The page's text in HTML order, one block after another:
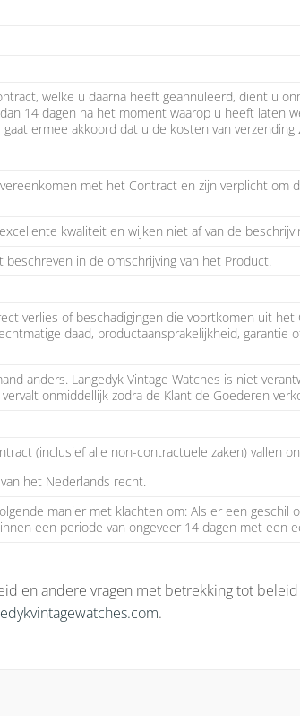
welke u daarna heeft geannuleerd, dient u
14 dagen na het moment waarop u heeft laten
ermee akkoord dat u de kosten van verzending
met het Contract en zijn verplicht om
kwaliteit en wijken niet af van de
in de omschrijving van het Product.
verlies of beschadigingen die voortkomen uit
daad, productaansprakelijkheid, garantie
anders. Langedyk Vintage Watches is niet
onmiddellijk zodra de Klant de Goederen
(inclusief alle non-contractuele zaken) vallen
het Nederlands recht.
manier met klachten om: Als er een
een periode van ongeveer 14 dagen met een
en andere vragen met betrekking tot
.